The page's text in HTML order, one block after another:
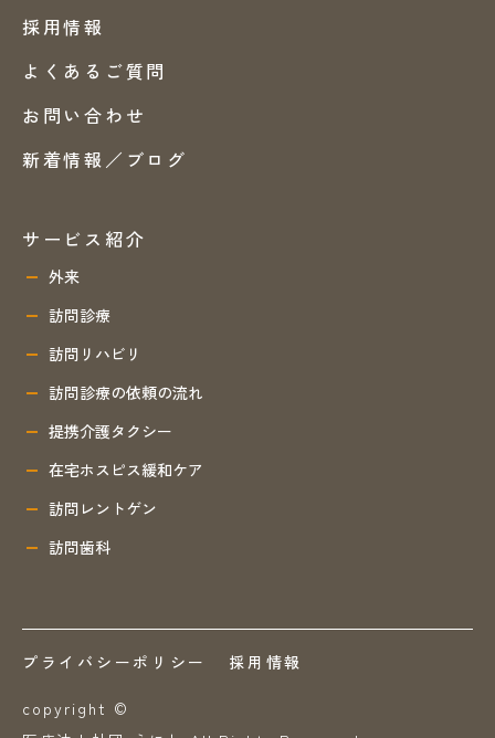
採用情報
よくあるご質問
お問い合わせ
新着情報／ブログ
サービス紹介
外来
訪問診療
訪問リハビリ
訪問診療の依頼の流れ
提携介護タクシー
在宅ホスピス緩和ケア
訪問レントゲン
訪問歯科
copyright ©
プライバシーポリシー 採用情報